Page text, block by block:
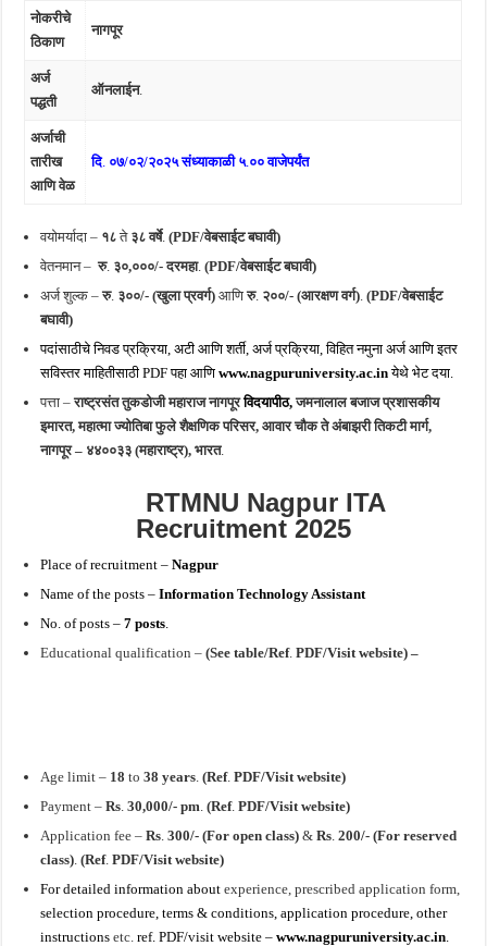
नोकरीचे
ठिकाण
नागपूर
अर्ज
पद्धती
ऑनलाईन.
अर्जाची
तारीख
आणि वेळ
दि. ०७/०२/२०२५ संध्याकाळी ५. ०० वाजेपर्यंत
वयोमर्यादा – १८ते ३८ वर्षे.(PDF/वेबसाईट बघावी)
वेतनमान –रु. ३०,०००/- दरमहा.(PDF/वेबसाईट बघावी)
अर्ज शुल्क –रु. ३००/- (खुला प्रवर्ग)आणिरु. २००/- (आरक्षण वर्ग).(PDF/वेबसाईट
बघावी)
पदांसाठीचे निवड प्रक्रिया, अटी आणि शर्ती, अर्ज प्रक्रिया, विहित नमुना अर्ज आणि इतर
सविस्तर माहितीसाठी PDF पहा आणि www.nagpuruniversity.ac.inयेथे भेट दया.
पत्ता –राष्ट्रसंत तुकडोजी महाराज नागपूरविदयापीठ,जमनालाल बजाज प्रशासकीय
इमारत, महात्मा ज्योतिबा फुले शैक्षणिक परिसर, आवार चौक ते अंबाझरी तिकटी मार्ग,
नागपूर – ४४००३३ (महाराष्ट्र), भारत.
RTMNU Nagpur ITA
Recruitment 2025
Place of recruitment –Nagpur
Name of the posts – Information TechnologyAssistant
No. of posts – 7 posts.
Educational qualification – (See table/Ref. PDF/Visit website) –
Age limit – 18to38 years .(Ref. PDF/Visit website)
Payment – Rs 30,000/- pm .(Ref. PDF/Visit website)
Application fee –Rs 300/- (For open class)& Rs 200/- (For reserved
class) .(Ref. PDF/Visit website)
For detailed information about experience, prescribed application form,
selection procedure, terms & conditions, application procedure, other
instructionsetc.ref. PDF/visit website –www.nagpuruniversity.ac.in